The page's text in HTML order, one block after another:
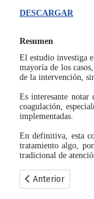
DESCARGAR
Resumen
El estudio investiga
mayoría de los
de la intervención,
Es interesante
coagulación,
implementadas.
En definitiva, esta
tratamiento algo,
tradicional de
Artículo anterior:
Anterior